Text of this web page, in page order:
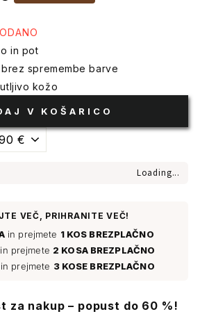
in pot
spremembe barve
kožo
V KOŠARICO
Loading...
VEČ, PRIHRANITE VEČ!
in prejmete 1 KOS BREZPLAČNO
in prejmete 2 KOSA BREZPLAČNO
prejmete 3 KOSE BREZPLAČNO
za nakup – popust do 60 %!